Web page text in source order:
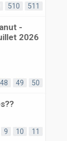
510 511
-
2026
48 49 50
9 10 11